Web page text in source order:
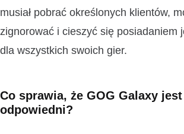
musiał pobrać określonych klientów,
zignorować i cieszyć się posiadaniem
dla wszystkich swoich gier.
Co sprawia, że GOG Galaxy
odpowiedni?